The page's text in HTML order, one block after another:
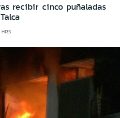
recibir cinco puñaladas